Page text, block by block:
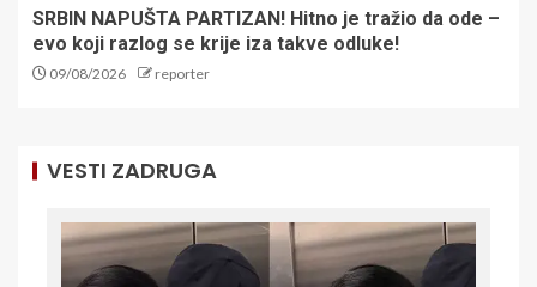
SRBIN NAPUŠTA PARTIZAN! Hitno je tražio da ode –
evo koji razlog se krije iza takve odluke!
09/08/2026 reporter
VESTI ZADRUGA